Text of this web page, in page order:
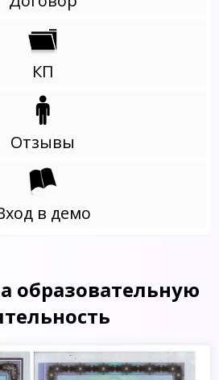
КП
Отзывы
в демо
образовательную